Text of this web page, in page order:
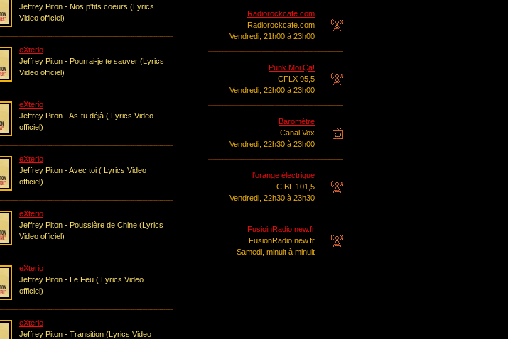
Jeffrey Piton - Nos p'tits coeurs (Lyrics
Video officiel)
eXterio
Jeffrey Piton - Pourrai-je te sauver (Lyrics
Video officiel)
eXterio
Jeffrey Piton - As-tu déjà ( Lyrics Video
officiel)
eXterio
Jeffrey Piton - Avec toi ( Lyrics Video
officiel)
eXterio
Jeffrey Piton - Poussière de Chine (Lyrics
Video officiel)
eXterio
Jeffrey Piton - Le Feu ( Lyrics Video
officiel)
eXterio
Jeffrey Piton - Transition (Lyrics Video
Radiorockcafe.com
Radiorockcafe.com
Vendredi, 21h00 à 23h00
Punk Moi Ça!
CFLX 95,5
Vendredi, 22h00 à 23h00
Baromètre
Canal Vox
Vendredi, 22h30 à 23h00
l'orange électrique
CIBL 101,5
Vendredi, 22h30 à 23h30
FusioinRadio.new.fr
FusionRadio.new.fr
Samedi, minuit à minuit